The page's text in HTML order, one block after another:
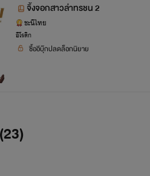
จิ้งจอกสาวล่าทรชน 2
ชะนีไทย
อีโรติก
ซื้ออีบุ๊กปลดล็อกนิยาย
23)